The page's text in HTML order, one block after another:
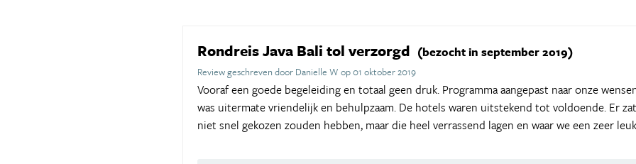
Rondreis Java Bali tol verzorgd (bezocht in september 2019)
Review geschreven door Danielle W op 01 oktober 2019
Vooraf een goede begeleiding en totaal geen druk. Programma aangepast naar onze
was uitermate vriendelijk en behulpzaam. De hotels waren uitstekend tot voldoende. Er
niet snel gekozen zouden hebben, maar die heel verrassend lagen en waar we een zeer